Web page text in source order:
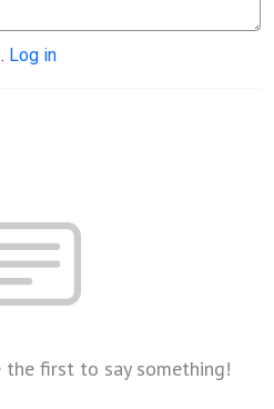
Log in
the first to say something!